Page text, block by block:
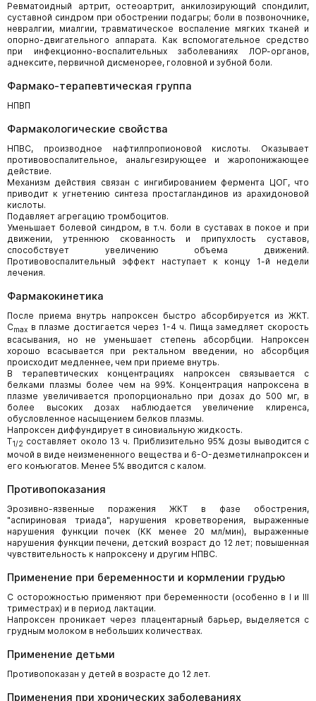
Ревматоидный артрит, остеоартрит, анкилозирующий спондилит,
суставной синдром при обострении подагры; боли в позвоночнике,
невралгии, миалгии, травматическое воспаление мягких тканей и
опорно-двигательного аппарата. Как вспомогательное средство
при инфекционно-воспалительных заболеваниях ЛОР-органов,
аднексите, первичной дисменорее, головной и зубной боли.
Фармако-терапевтическая группа
НПВП
Фармакологические свойства
НПВС, производное нафтилпропионовой кислоты. Оказывает
противовоспалительное, анальгезирующее и жаропонижающее
действие.
Механизм действия связан с ингибированием фермента ЦОГ, что
приводит к угнетению синтеза простагландинов из арахидоновой
кислоты.
Подавляет агрегацию тромбоцитов.
Уменьшает болевой синдром, в т.ч. боли в суставах в покое и при
движении, утреннюю скованность и припухлость суставов,
способствует увеличению объема движений.
Противовоспалительный эффект наступает к концу 1-й недели
лечения.
Фармакокинетика
После приема внутрь напроксен быстро абсорбируется из ЖКТ.
Cmax в плазме достигается через 1-4 ч. Пища замедляет скорость
всасывания, но не уменьшает степень абсорбции. Напроксен
хорошо всасывается при ректальном введении, но абсорбция
происходит медленнее, чем при приеме внутрь.
В терапевтических концентрациях напроксен связывается с
белками плазмы более чем на 99%. Концентрация напроксена в
плазме увеличивается пропорционально при дозах до 500 мг, в
более высоких дозах наблюдается увеличение клиренса,
обусловленное насыщением белков плазмы.
Напроксен диффундирует в синовиальную жидкость.
T1/2 составляет около 13 ч. Приблизительно 95% дозы выводится с
мочой в виде неизмененного вещества и 6-O-дезметилнапроксен и
его конъюгатов. Менее 5% вводится с калом.
Противопоказания
Эрозивно-язвенные поражения ЖКТ в фазе обострения,
"аспириновая триада", нарушения кроветворения, выраженные
нарушения функции почек (КК менее 20 мл/мин), выраженные
нарушения функции печени, детский возраст до 12 лет; повышенная
чувствительность к напроксену и другим НПВС.
Применение при беременности и кормлении грудью
С осторожностью применяют при беременности (особенно в I и III
триместрах) и в период лактации.
Напроксен проникает через плацентарный барьер, выделяется с
грудным молоком в небольших количествах.
Применение детьми
Противопоказан у детей в возрасте до 12 лет.
Применения при хронических заболеваниях